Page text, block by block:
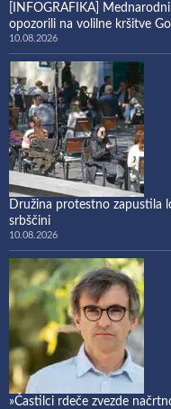
[INFOGRAFIKA]
opozorili na volilne kršitve
10.08.2026
Družina protestno zapustila
srbščini
10.08.2026
»Častilci rdeče zvezde